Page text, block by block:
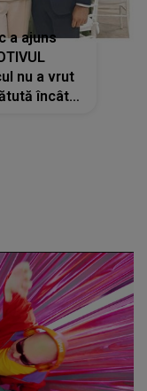
a ajuns
nu a vrut
încât